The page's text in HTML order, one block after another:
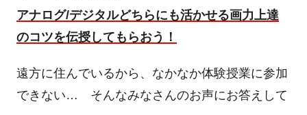
アナログ/デジタルどちらにも活かせる画力上達
のコツを伝授してもらおう！
遠方に住んでいるから、なかなか体験授業に参加
できない… そんなみなさんのお声にお答えして